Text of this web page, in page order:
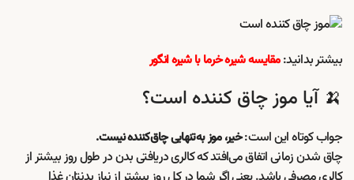
بیشتر بدانید:مقایسه شیره خرما با شیره انگور
🍌 آیا موز چاق کننده است؟
جواب کوتاه این است:خیر، موز به‌تنهایی چاق‌کننده نیست.
چاق شدن زمانی اتفاق می‌افتد که کالری دریافتی بدن در طول روز بیشتر از